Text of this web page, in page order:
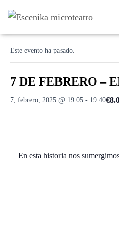
Este evento ha pasado.
7 DE FEBRERO –
7, febrero, 2025 @ 19:05 - 19:40
En esta historia nos